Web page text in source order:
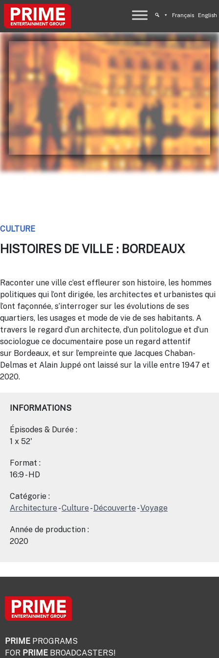
Français English
CULTURE
HISTOIRES DE VILLE : BORDEAUX
Raconter une ville c’est effleurer son histoire, les hommes
politiques qui l’ont dirigée, les architectes et urbanistes qui
l’ont façonnée, s’interroger sur les évolutions de ses
quartiers, les usages et mode de vie de ses habitants. A
travers le regard d’un architecte, d’un politologue et d’un
sociologue ce documentaire pose un regard attentif
sur Bordeaux, et sur l’empreinte que Jacques Chaban-
Delmas et Alain Juppé ont laissé sur la ville entre 1947 et
2020.
INFORMATIONS
Épisodes & Durée :
1 x 52'
Format :
16:9 - HD
Catégorie :
Architecture -Culture -Découverte -Voyage
Année de production :
2020
PRIME PROGRAMS
FOR PRIME BROADCASTERS!